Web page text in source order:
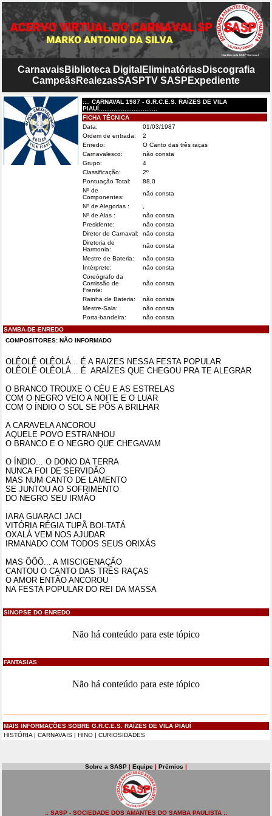
CarnavaisBiblioteca Digital EliminatóriasDiscografia
CampeãsRealezasSASPTV SASP Expediente
::.. CARNAVAL 1987 - G.R.C.E.S. RAÍZES DE VILA
PIAUÍ................................
FICHA TÉCNICA
Data:
01/03/1987
Ordem de entrada:
2
Enredo:
O Canto das três raças
Carnavalesco:
não consta
Grupo:
4
Classificação:
2º
Pontuação Total:
88,0
Nº de
Componentes:
não consta
Nº de Alegorias :
Nº de Alas :
não consta
Presidente:
não consta
Diretor de Carnaval:
não consta
Diretoria de
Harmonia:
não consta
Mestre de Bateria:
não consta
Intérprete:
não consta
Coreógrafo da
Comissão de
Frente:
não consta
Rainha de Bateria:
não consta
Mestre-Sala:
não consta
Porta-bandeira:
não consta
SAMBA-DE-ENREDO
COMPOSITORES: NÃO INFORMADO
OLÊOLÊ OLÊOLÁ... É A RAIZES NESSA FESTA POPULAR
OLÊOLÊ OLÊOLÁ... É ARAÍZES QUE CHEGOU PRA TE ALEGRAR
O BRANCO TROUXE O CÉU E AS ESTRELAS
COM O NEGRO VEIO A NOITE E O LUAR
COM O ÍNDIO O SOL SE PÔS A BRILHAR
A CARAVELA ANCOROU
AQUELE POVO ESTRANHOU
O BRANCO E O NEGRO QUE CHEGAVAM
O ÍNDIO... O DONO DA TERRA
NUNCA FOI DE SERVIDÃO
MAS NUM CANTO DE LAMENTO
SE JUNTOU AO SOFRIMENTO
DO NEGRO SEU IRMÃO
IARA GUARACI JACI
VITÓRIA RÉGIA TUPÃ BOI-TATÁ
OXALÁ VEM NOS AJUDAR
IRMANADO COM TODOS SEUS ORIXÁS
MAS ÔÔÔ... A MISCIGENAÇÃO
CANTOU O CANTO DAS TRÊS RAÇAS
O AMOR ENTÃO ANCOROU
NA FESTA POPULAR DO REI DA MASSA
SINOPSE DO ENREDO
Não há conteúdo para este tópico
FANTASIAS
Não há conteúdo para este tópico
MAIS INFORMAÇÕES SOBRE G.R.C.E.S. RAÍZES DE VILA PIAUÍ
HISTÓRIA | CARNAVAIS | HINO | CURIOSIDADES
Sobre a SASP | Equipe | Prêmios |
:: SASP - SOCIEDADE DOS AMANTES DO SAMBA PAULISTA ::